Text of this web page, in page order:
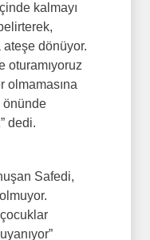
kalmayı
ateşe dönüyor.
oturamıyoruz
olmamasına
önünde
dedi.
Safedi,
çocuklar